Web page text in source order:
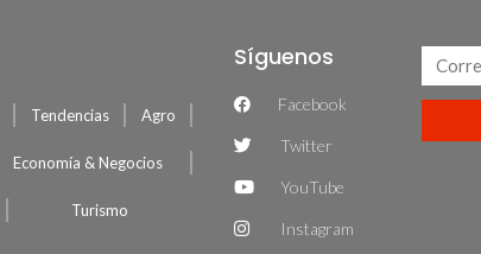
Tendencias Agro
Economía & Negocios
Turismo
Síguenos
Facebook
Twitter
YouTube
Instagram